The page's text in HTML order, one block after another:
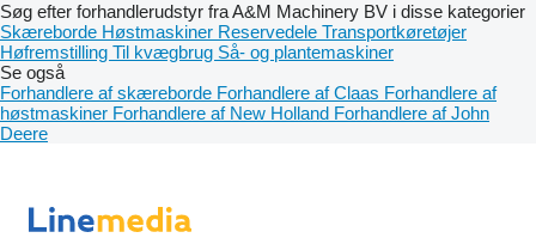
Søg efter forhandlerudstyr fra A&M Machinery BV i disse kategorier
Skæreborde Høstmaskiner Reservedele Transportkøretøjer
Høfremstilling Til kvægbrug Så- og plantemaskiner
Se også
Forhandlere af skæreborde Forhandlere af Claas Forhandlere af
høstmaskiner Forhandlere af New Holland Forhandlere af John
Deere